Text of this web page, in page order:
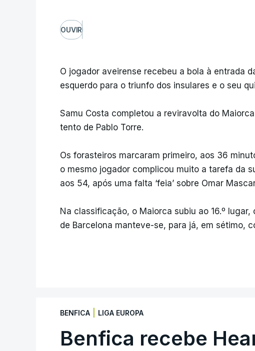
OUVIR
O jogador aveirense recebeu a bola à entrada
esquerdo para o triunfo dos insulares e o seu
Samu Costa completou a reviravolta do
tento de Pablo Torre.
Os forasteiros marcaram primeiro, aos 36
o mesmo jogador complicou muito a tarefa da
aos 54, após uma falta ‘feia’ sobre Omar
Na classificação, o Maiorca subiu ao 16.º
de Barcelona manteve-se, para já, em sétimo,
BENFICA LIGA EUROPA
Benfica recebe